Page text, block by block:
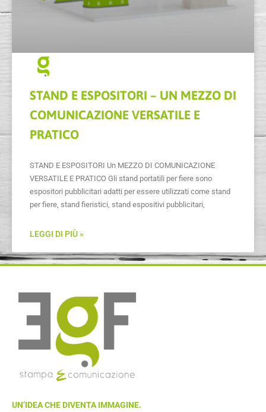
STAND E ESPOSITORI – UN MEZZO DI
COMUNICAZIONE VERSATILE E
PRATICO
STAND E ESPOSITORI Un MEZZO DI COMUNICAZIONE
VERSATILE E PRATICO Gli stand portatili per fiere sono
espositori pubblicitari adatti per essere utilizzati come stand
per fiere, stand fieristici, stand espositivi pubblicitari,
LEGGI DI PIÙ »
UN’IDEA CHE DIVENTA IMMAGINE.